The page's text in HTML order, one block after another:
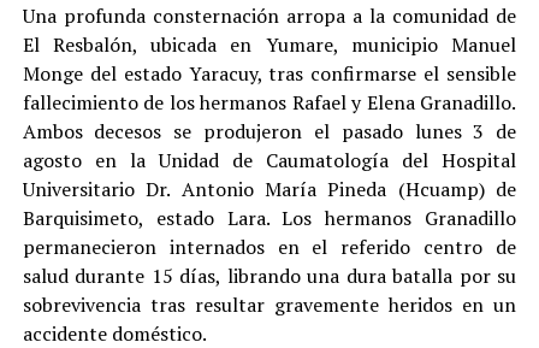
Una profunda consternación arropa a la comunidad de
El Resbalón, ubicada en Yumare, municipio Manuel
Monge del estado Yaracuy, tras confirmarse el sensible
fallecimiento de los hermanos Rafael y Elena Granadillo.
Ambos decesos se produjeron el pasado lunes 3 de
agosto en la Unidad de Caumatología del Hospital
Universitario Dr. Antonio María Pineda (Hcuamp) de
Barquisimeto, estado Lara. Los hermanos Granadillo
permanecieron internados en el referido centro de
salud durante 15 días, librando una dura batalla por su
sobrevivencia tras resultar gravemente heridos en un
accidente doméstico.